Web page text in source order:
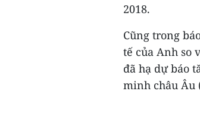
2018.
Cũng trong
tế của Anh so
đã hạ dự báo
minh châu Âu